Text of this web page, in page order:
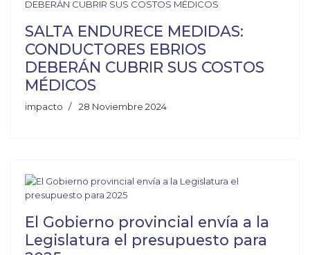
SALTA ENDURECE MEDIDAS:
CONDUCTORES EBRIOS
DEBERÁN CUBRIR SUS COSTOS
MÉDICOS
impacto 28 Noviembre 2024
El Gobierno provincial envía a la
Legislatura el presupuesto para